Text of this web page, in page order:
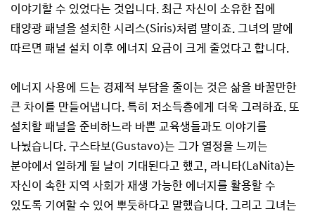
이야기할 수 있었다는 것입니다. 최근 자신이 소유한 집에
태양광 패널을 설치한 시리스(Siris)처럼 말이죠. 그녀의 말에
따르면 패널 설치 이후 에너지 요금이 크게 줄었다고 합니다.
에너지 사용에 드는 경제적 부담을 줄이는 것은 삶을 바꿀만한
큰 차이를 만들어냅니다. 특히 저소득층에게 더욱 그러하죠. 또
설치할 패널을 준비하느라 바쁜 교육생들과도 이야기를
나눴습니다. 구스타보(Gustavo)는 그가 열정을 느끼는
분야에서 일하게 될 날이 기대된다고 했고, 라니타(LaNita)는
자신이 속한 지역 사회가 재생 가능한 에너지를 활용할 수
있도록 기여할 수 있어 뿌듯하다고 말했습니다. 그리고 그녀는